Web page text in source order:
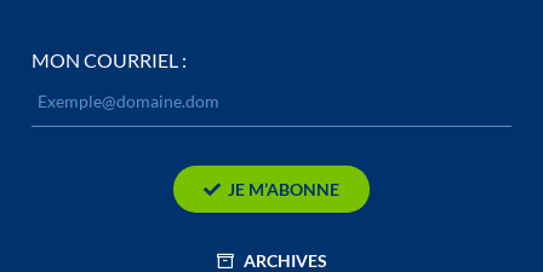
MON COURRIEL :
JE M’ABONNE
ARCHIVES